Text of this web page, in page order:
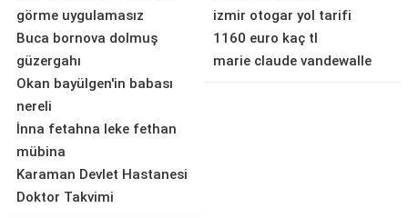
görme uygulamasız
Buca bornova dolmuş
güzergahı
Okan bayülgen'in babası
nereli
İnna fetahna leke fethan
mübina
Karaman Devlet Hastanesi
Doktor Takvimi
izmir otogar yol tarifi
1160 euro kaç tl
marie claude vandewalle